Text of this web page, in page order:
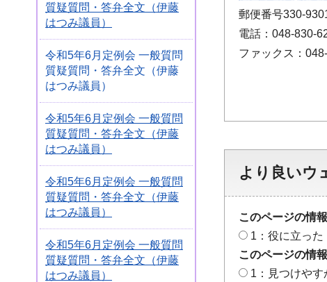
質疑質問・答弁全文（伊藤
はつみ議員）
令和5年6月定例会 一般質問
質疑質問・答弁全文（伊藤
はつみ議員）
令和5年6月定例会 一般質問
質疑質問・答弁全文（伊藤
はつみ議員）
令和5年6月定例会 一般質問
質疑質問・答弁全文（伊藤
はつみ議員）
令和5年6月定例会 一般質問
質疑質問・答弁全文（伊藤
はつみ議員）
郵便番号330-
電話：048-830-
ファックス：
より良いウ
このページの情
1：役に立った
このページの情
1：見つけやす